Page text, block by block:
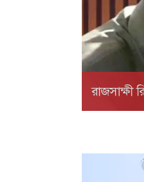
রাজসাক্ষী